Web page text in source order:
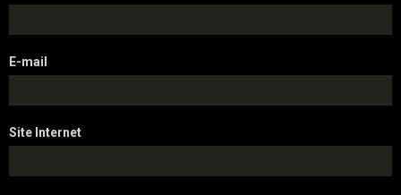
E-mail
Site Internet